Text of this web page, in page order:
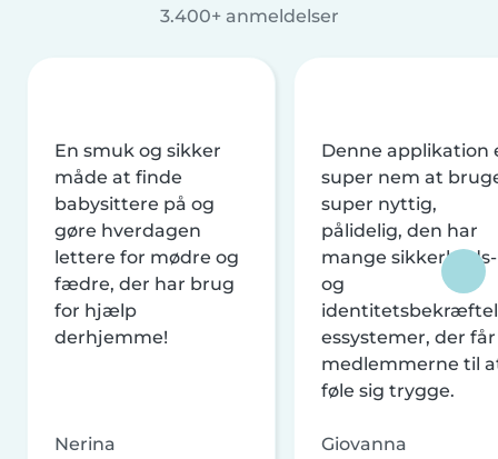
3.400+ anmeldelser
En smuk og sikker
måde at finde
babysittere på og
gøre hverdagen
lettere for mødre og
fædre, der har brug
for hjælp
derhjemme!
Nerina
Denne applikation
super nem at
super nyttig,
pålidelig, den har
mange sikkerheds-
og
essystemer, der får
medlemmerne til
føle sig trygge.
Giovanna